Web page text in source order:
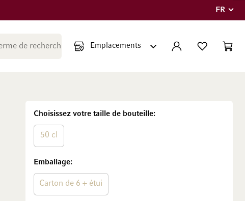
Langue
FR
COMPTE LISTE
PANIER
Choisissez votre taille de bouteille
50 cl
Emballage
Carton de 6 + étui